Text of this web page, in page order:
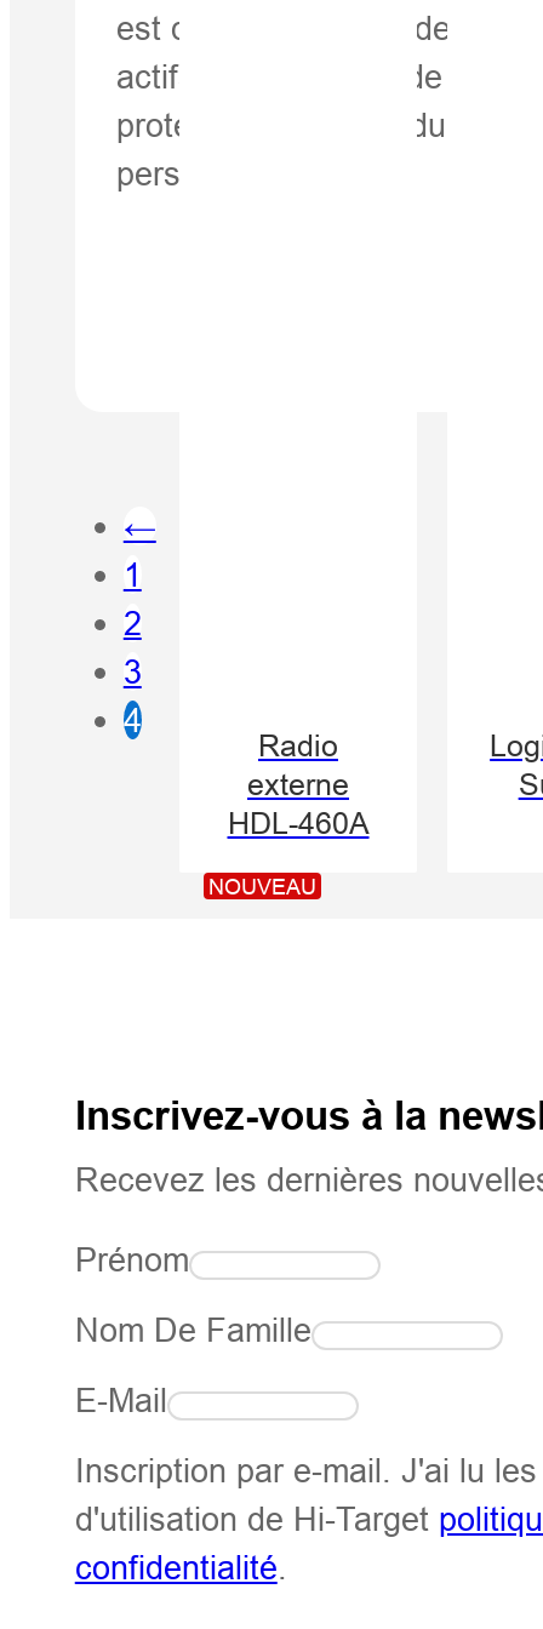
Radio
externe
HDL-460A
NOUVEAU
est difficile de gérer des
actifs importants et de
protéger la sécurité du
personnel…
←
1
2
3
4
Inscrivez-vous à la
Recevez les dernières
Prénom
Nom De Famille
E-Mail
Inscription par e-mail. J'ai lu
d'utilisation de Hi-Target
confidentialité.